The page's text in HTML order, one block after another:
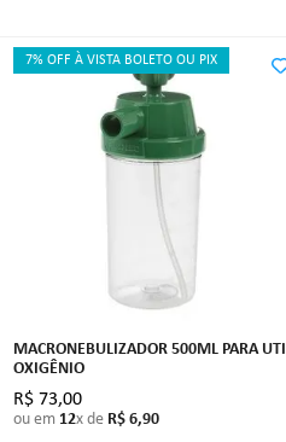
7% OFF À VISTA BOLETO OU PIX
MACRONEBULIZADOR 500ML PARA UTI
OXIGÊNIO
R$ 73,00
ou em 12x de R$ 6,90